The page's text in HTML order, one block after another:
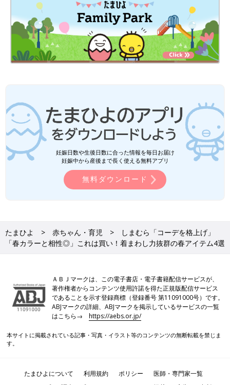
アイテムでコーデのアレンジを楽しんでくださいね♪
(文：今井あやか)
●記事内容でご紹介している投稿、リンク先は削除される場合が
あります。あらかじめご了承ください。
●記事の内容は2026年3月の情報で、現在と異なる場合がありま
妊娠日数や生後日数に合った情報を毎日お届け
妊娠中から産後まで長く使える無料アプリ
無料ダウンロード
たまひよ 赤ちゃん・育児
しまむら「コーデを格上げ」
「春カラーと相性◎」これは買い！着まわし力抜群の春アイテム4選
ＡＢＪマークは、この電子書店・電子書籍配信サービスが、
著作権者からコンテンツ使用許諾を得た正規版配信サービス
であることを示す登録商標（登録番号 第11091000号）です。
ABJマークの詳細、ABJマークを掲示しているサービスの一覧
はこちら→https://aebs.or.jp/
本サイトに掲載されている記事・写真・イラスト等のコンテンツの無断転載を禁じま
す。
たまひよについて 利用規約 ポリシー
医師・専門家一覧